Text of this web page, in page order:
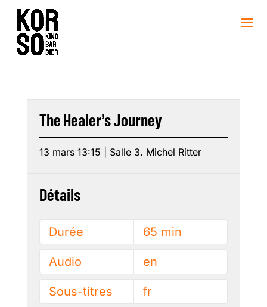
The Healer’s Journey
13 mars 13:15 | Salle 3. Michel Ritter
Détails
Durée 65 min
Audio en
Sous-titres fr